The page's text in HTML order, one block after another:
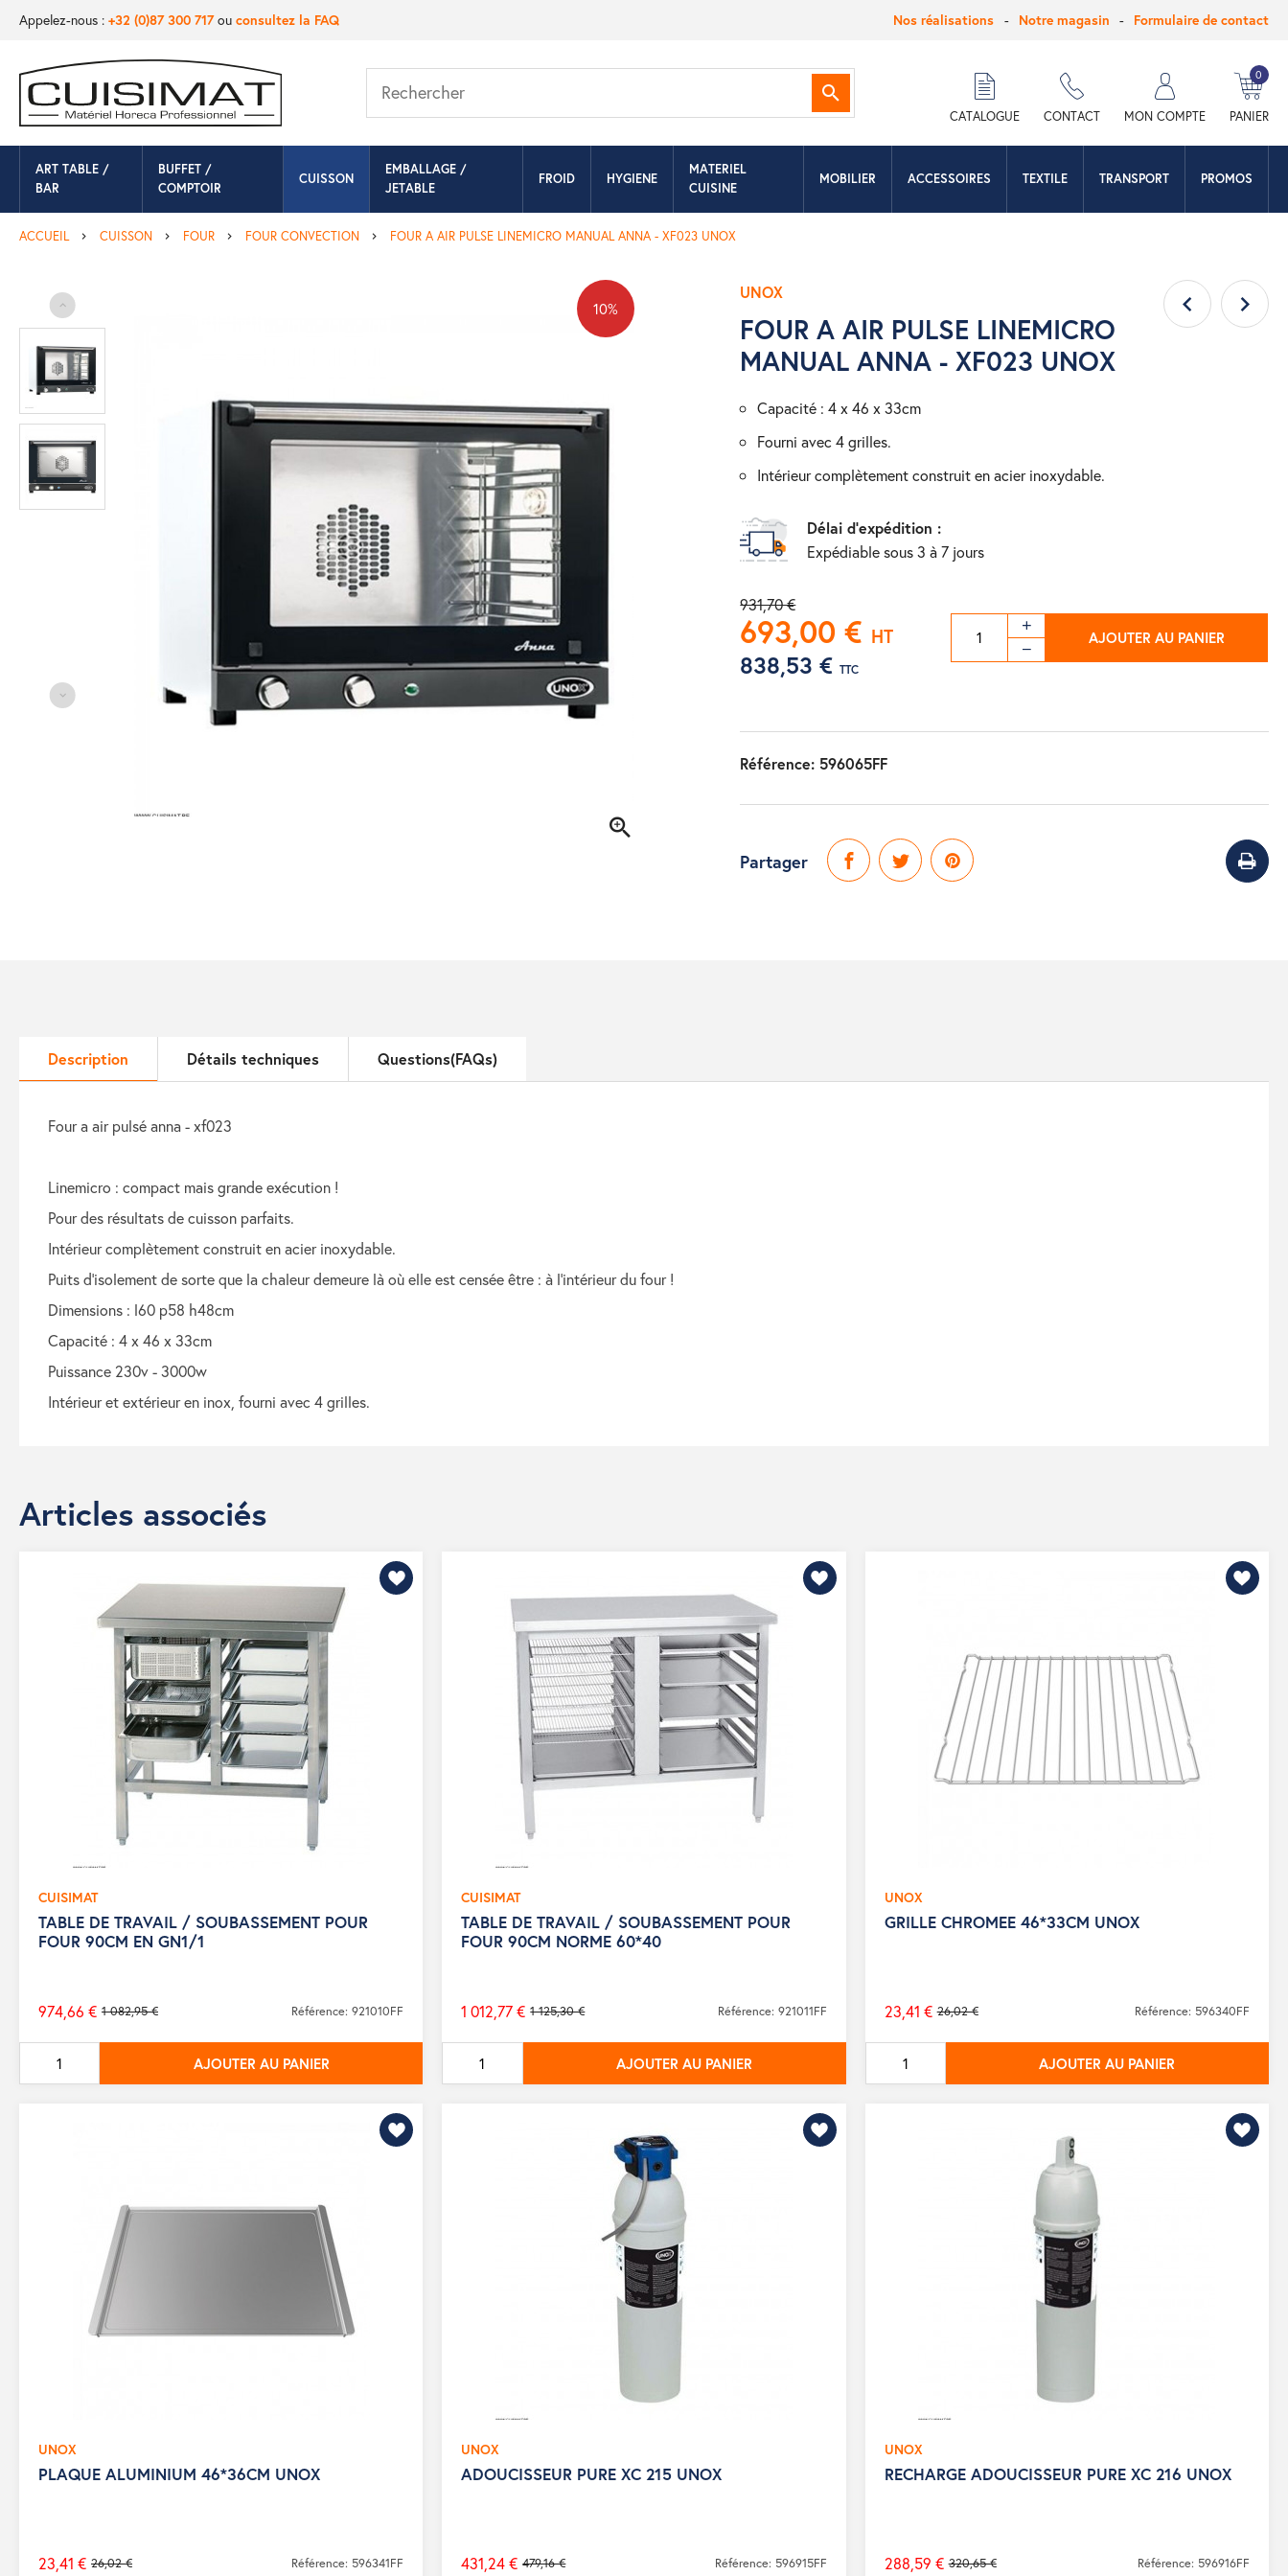
Appelez-nous : +32 (0)87 300 717ou consultez la FAQ Nos réalisations Notre magasin Formulaire de contact
Rechercher
CATALOGUE CONTACT MON COMPTE PANIER
0
ART TABLE /
BAR
BUFFET /
COMPTOIR
CUISSON
EMBALLAGE /
JETABLE
FROID HYGIENE
MATERIEL
CUISINE
MOBILIER ACCESSOIRES TEXTILE TRANSPORT PROMOS
ACCUEIL CUISSON FOUR FOUR CONVECTION FOUR A AIR PULSE LINEMICRO MANUAL ANNA - XF023 UNOX
10%
UNOX
FOUR A AIR PULSE LINEMICRO
MANUAL ANNA - XF023 UNOX
capacité : 4 x 46 x 33cm
fourni avec 4 grilles.
intérieur complètement construit en acier inoxydable.
Délai d'expédition :
Expédiable sous 3 à 7 jours
931,70 €
693,00 € HT
838,53 € TTC
AJOUTER AU PANIER
Référence: 596065FF
Partager
Description Détails techniques Questions(FAQs)
four a air pulsé anna - xf023
linemicro : compact mais grande exécution !
pour des résultats de cuisson parfaits.
intérieur complètement construit en acier inoxydable.
puits d'isolement de sorte que la chaleur demeure là où elle est censée être : à l'intérieur du four !
dimensions : l60 p58 h48cm
capacité : 4 x 46 x 33cm
puissance 230v - 3000w
intérieur et extérieur en inox, fourni avec 4 grilles.
Articles associés
CUISIMAT
TABLE DE TRAVAIL / SOUBASSEMENT POUR
FOUR 90CM EN GN1/1
Prix
de
base
1 082,95 €
974,66 € Référence: 921010FF
AJOUTER AU PANIER
CUISIMAT
TABLE DE TRAVAIL / SOUBASSEMENT POUR
FOUR 90CM NORME 60*40
Prix
de
base
1 125,30 €
1 012,77 € Référence: 921011FF
AJOUTER AU PANIER
UNOX
GRILLE CHROMEE 46*33CM UNOX
Prix
de
base
26,02 €
23,41 € Référence: 596340FF
AJOUTER AU PANIER
UNOX
PLAQUE ALUMINIUM 46*36CM UNOX
26,02 €
23,41 € Référence: 596341FF
UNOX
ADOUCISSEUR PURE XC 215 UNOX
479,16 €
431,24 € Référence: 596915FF
UNOX
RECHARGE ADOUCISSEUR PURE XC 216 UNOX
320,65 €
288,59 € Référence: 596916FF